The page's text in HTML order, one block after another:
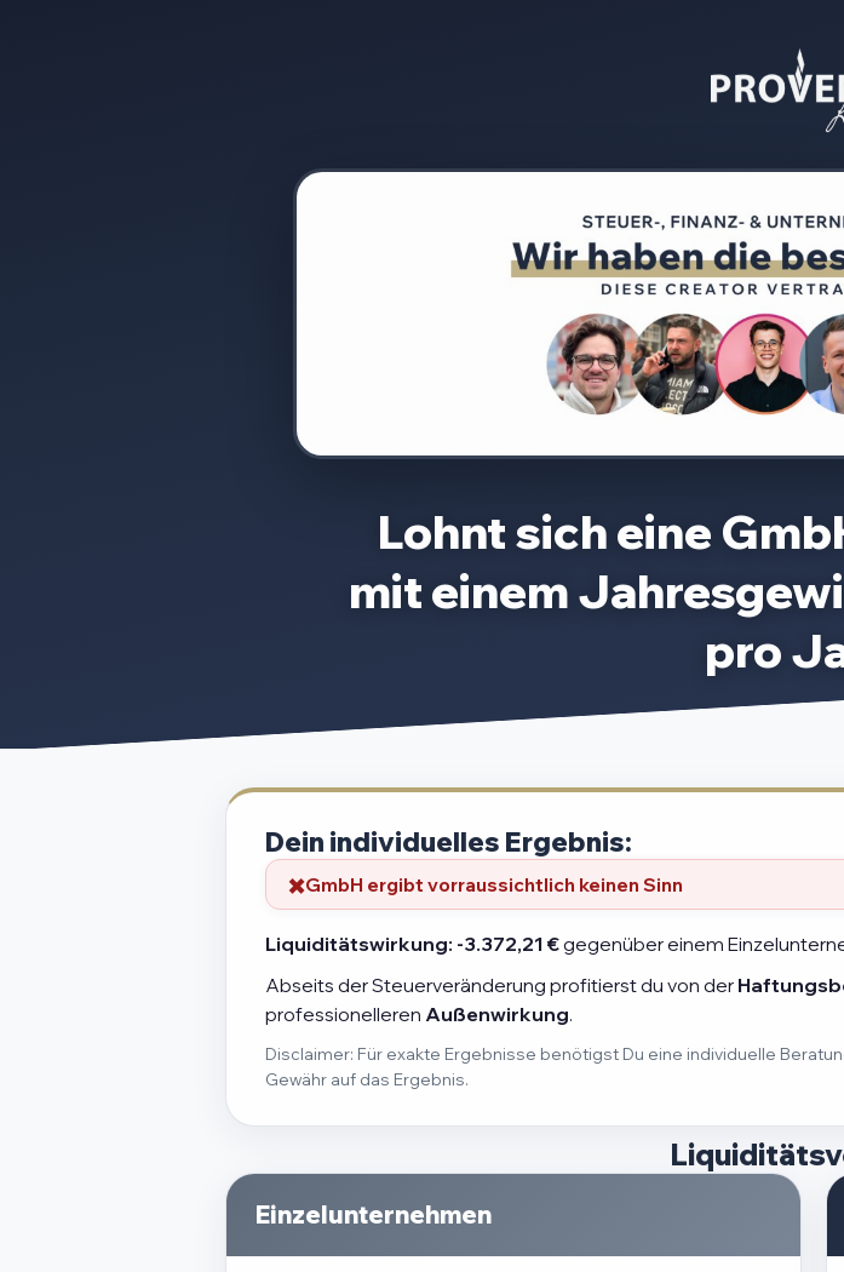
Lohnt sich eine
mit einem
pro
Dein individuelles Ergebnis:
GmbH ergibt vorraussichtlich keinen Sinn
Liquiditätswirkung: -3.372,21 €gegenüber einem
Abseits der Steuerveränderung profitierst du von der
professionelleren Außenwirkung.
Disclaimer: Für exakte Ergebnisse benötigst Du eine individuelle
Gewähr auf das Ergebnis.
Einzelunternehmen